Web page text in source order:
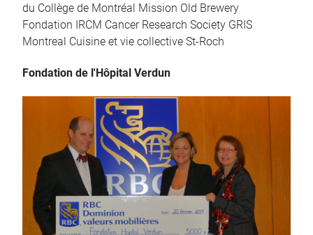
du Collège de Montréal Mission Old Brewery
Fondation IRCM Cancer Research Society GRIS
Montreal Cuisine et vie collective St-Roch
Fondation de l'Hôpital Verdun